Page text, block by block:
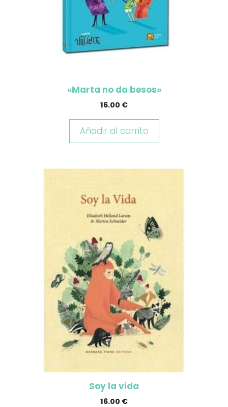
«Marta no da besos»
16.00 €
Añadir al carrito
Soy la vida
16.00 €